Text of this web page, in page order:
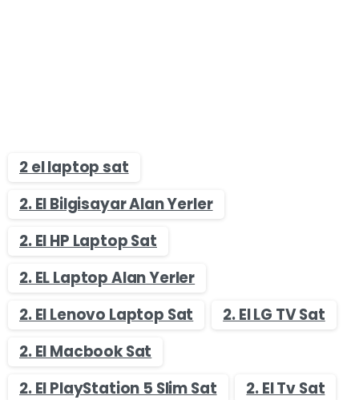
2 el laptop sat
2. El Bilgisayar Alan Yerler
2. El HP Laptop Sat
2. EL Laptop Alan Yerler
2. El Lenovo Laptop Sat
2. El LG TV Sat
2. El Macbook Sat
2. El PlayStation 5 Slim Sat
2. El Tv Sat